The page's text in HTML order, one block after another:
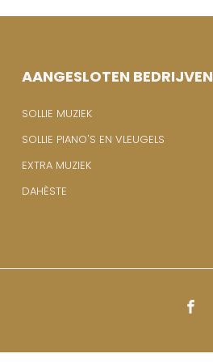
AANGESLOTEN BEDRIJVEN
SOLLIE MUZIEK
SOLLIE PIANO'S EN VLEUGELS
EXTRA MUZIEK
DAHÈSTE